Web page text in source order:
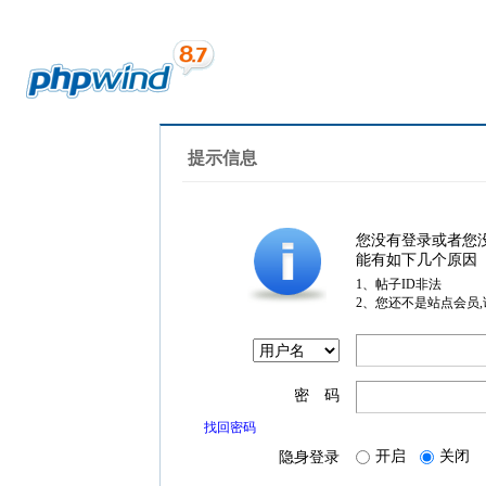
提示信息
您没有登录或者您
能有如下几个原因
1、帖子ID非法
2、您还不是站点会员
密 码
找回密码
隐身登录 开启 关闭